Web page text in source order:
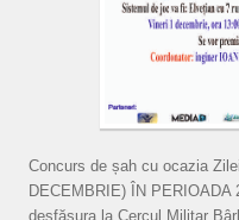
Concurs de șah cu ocazia
DECEMBRIE) ÎN
desfășura la Cercul Militar